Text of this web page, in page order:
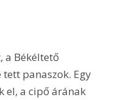
a Békéltető
panaszok. Egy
el, a cipő árának